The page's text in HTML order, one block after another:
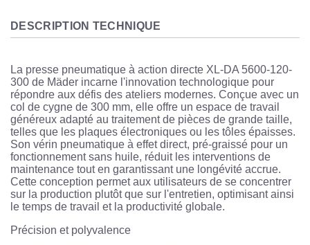
DESCRIPTION TECHNIQUE
La presse pneumatique à action directe XL-DA 5600-120-
300 de Mäder incarne l'innovation technologique pour
répondre aux défis des ateliers modernes. Conçue avec un
col de cygne de 300 mm, elle offre un espace de travail
généreux adapté au traitement de pièces de grande taille,
telles que les plaques électroniques ou les tôles épaisses.
Son vérin pneumatique à effet direct, pré-graissé pour un
fonctionnement sans huile, réduit les interventions de
maintenance tout en garantissant une longévité accrue.
Cette conception permet aux utilisateurs de se concentrer
sur la production plutôt que sur l'entretien, optimisant ainsi
le temps de travail et la productivité globale.
Précision et polyvalence